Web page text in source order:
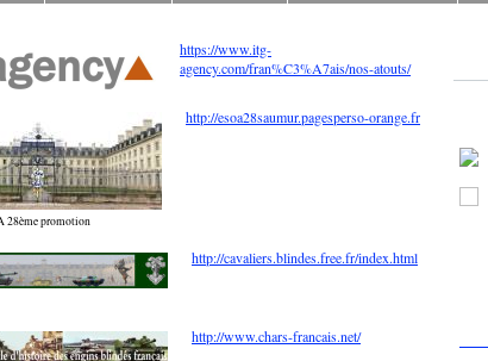
https://www.itg-
agency.com/fran%C3%A7ais/nos-atouts/
28ème promotion
http://esoa28saumur.pagesperso-orange.fr
http://cavaliers.blindes.free.fr/index.html
http://www.chars-francais.net/